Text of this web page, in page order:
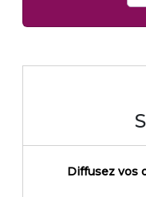
Diffusez vos